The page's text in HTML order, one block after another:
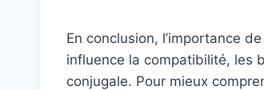
En conclusion, l’importance
influence la compatibilité, les
conjugale. Pour mieux